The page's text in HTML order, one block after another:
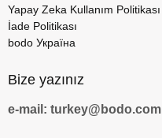
Yapay Zeka Kullanım Politikası
İade Politikası
bodo Україна
Bize yazınız
e-mail: turkey@bodo.com